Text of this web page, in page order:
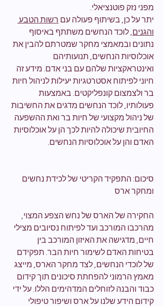
מפני נזק פוטנציאלי.
יתר על כן, בשיתוף פעולה עם רשות הטבע
והגנים , לוכד הנחשים משתתף באיסוף
נתונים ובמאמצי מחקר שמטרתם להבין את
אוכלוסיות הנחשים, תנועותיהם
ואינטראקציות שלהם עם בני אדם. מידע זה
חיוני לפיתוח אסטרטגיות יעילות לניהול חיות
בר ולצמצום קונפליקטים. באמצעות
פעולותיו, לוכד הנחשים מדגים את החשיבות
של ניהול מקצועי של חיות בר ואת ההשפעה
החיובית שיכולה להיות לכך הן על אוכלוסיות
האדם והן על אוכלוסיות הנחשים.
סיכום: התפקיד הקריטי של לכידת נחשים
ומחקר ארס
החקירה של הארס של נחש הצפע המצוי,
מהרכבו המורכב ועד לפיתוח נסיובים מצילי
חיים, מדגישה את האיזון המורכב בין
בטיחות האדם לשימור חיות הבר. תפקידם
של לוכדי הנחשים, לצד מחקר הארס, מייצג
מאמץ הרמוני להפחתת סיכונים תוך קידום
כבוד והבנה לזוחלים המדהימים הללו. על ידי
קידום הידע שלנו על ארס ושיפור טיפולי